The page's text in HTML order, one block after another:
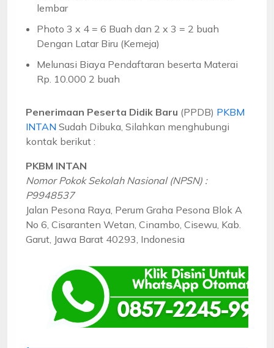
lembar
Photo 3 x 4 = 6 Buah dan 2 x 3 = 2 buah
Dengan Latar Biru (Kemeja)
Melunasi Biaya Pendaftaran beserta Materai
Rp. 10.000 2 buah
Penerimaan Peserta Didik Baru (PPDB) PKBM
INTAN Sudah Dibuka, Silahkan menghubungi
kontak berikut :
PKBM INTAN
Nomor Pokok Sekolah Nasional (NPSN) :
P9948537
Jalan Pesona Raya, Perum Graha Pesona Blok A
No 6, Cisaranten Wetan, Cinambo, Cisewu, Kab.
Garut, Jawa Barat 40293, Indonesia